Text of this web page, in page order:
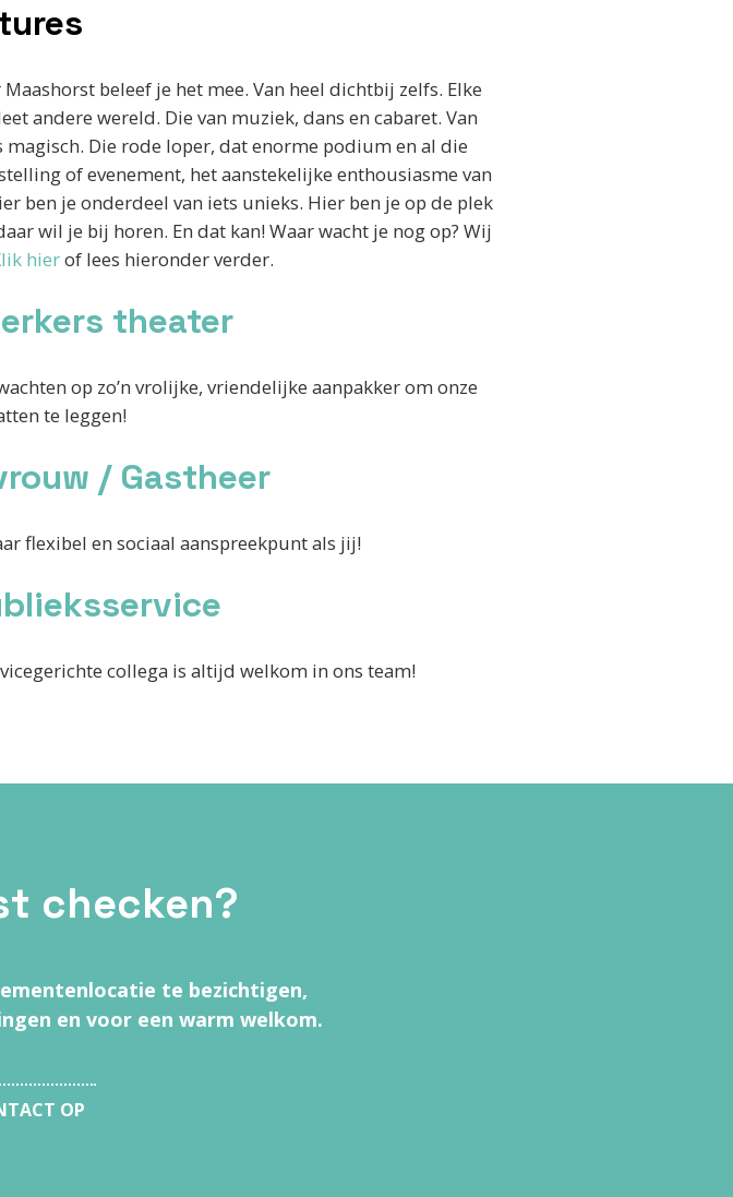
beleef je het mee. Van heel dichtbij zelfs. Elke
andere wereld. Die van muziek, dans en cabaret. Van
Die rode loper, dat enorme podium en al die
of evenement, het aanstekelijke enthousiasme van
ben je onderdeel van iets unieks. Hier ben je op de plek
wil je bij horen. En dat kan! Waar wacht je nog op? Wij
hierof lees hieronder verder.
theater
op zo’n vrolijke, vriendelijke aanpakker om onze
te leggen!
/ Gastheer
flexibel en sociaal aanspreekpunt als jij!
collega is altijd welkom in ons team!
checken?
te bezichtigen,
en voor een warm welkom.
OP